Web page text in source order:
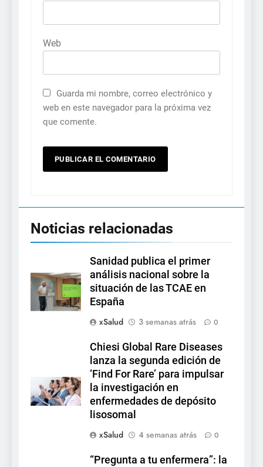
Web
Guarda mi nombre, correo electrónico y
web en este navegador para la próxima vez
que comente.
Noticias relacionadas
Sanidad publica el primer
análisis nacional sobre la
situación de las TCAE en
España
xSalud
3 semanas atrás 0
Chiesi Global Rare Diseases
lanza la segunda edición de
‘Find For Rare’ para impulsar
la investigación en
enfermedades de depósito
lisosomal
xSalud
4 semanas atrás 0
“Pregunta a tu enfermera”: la